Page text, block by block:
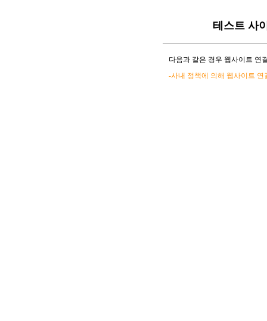
테스트 사
다음과 같은 경우 웹사이트 연
-사내 정책에 의해 웹사이트